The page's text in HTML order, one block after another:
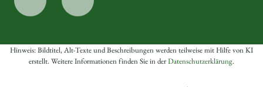
Hinweis: Bildtitel, Alt-Texte und Beschreibungen werden teilweise mit Hilfe von KI
erstellt. Weitere Informationen finden Sie in derDatenschutzerklärung.